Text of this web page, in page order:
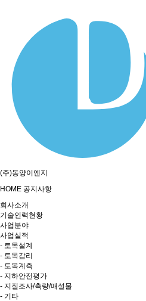
(주)동양이엔지
HOME 공지사항
회사소개
기술인력현황
사업분야
사업실적
- 토목설계
- 토목감리
- 토목계측
- 지하안전평가
- 지질조사/측량/매설물
- 기타